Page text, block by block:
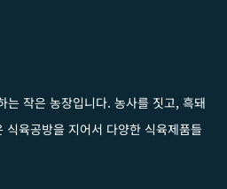
는 작은 농장입니다. 농사를 짓고, 흑돼
육공방을 지어서 다양한 식육제품들